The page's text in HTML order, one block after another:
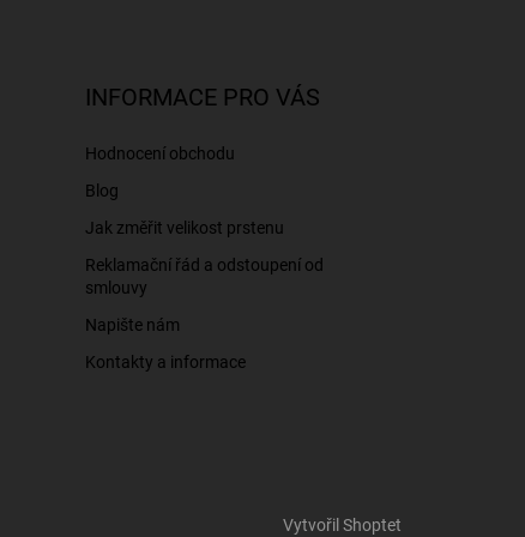
INFORMACE PRO VÁS
Hodnocení obchodu
Blog
Jak změřit velikost prstenu
Reklamační řád a odstoupení od
smlouvy
Napište nám
Kontakty a informace
Vytvořil Shoptet